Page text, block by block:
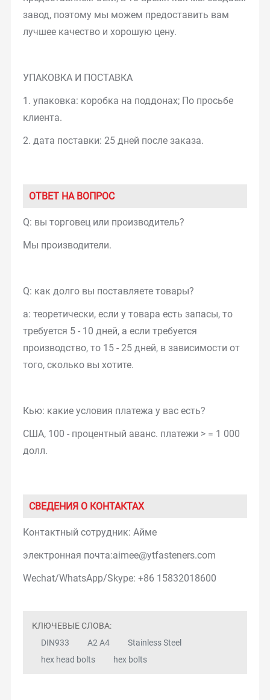
завод, поэтому мы можем предоставить вам
лучшее качество и хорошую цену.
УПАКОВКА И ПОСТАВКА
1. упаковка: коробка на поддонах; По просьбе
клиента.
2. дата поставки: 25 дней после заказа.
ОТВЕТ НА ВОПРОС
Q: вы торговец или производитель?
Мы производители.
Q: как долго вы поставляете товары?
а: теоретически, если у товара есть запасы, то
требуется 5 - 10 дней, а если требуется
производство, то 15 - 25 дней, в зависимости от
того, сколько вы хотите.
Кью: какие условия платежа у вас есть?
США, 100 - процентный аванс. платежи > = 1 000
долл.
СВЕДЕНИЯ О КОНТАКТАХ
Контактный сотрудник: Айме
электронная почта:aimee@ytfasteners.com
Wechat/WhatsApp/Skype: +86 15832018600
КЛЮЧЕВЫЕ СЛОВА:
DIN933
A2 A4
Stainless Steel
hex head bolts
hex bolts